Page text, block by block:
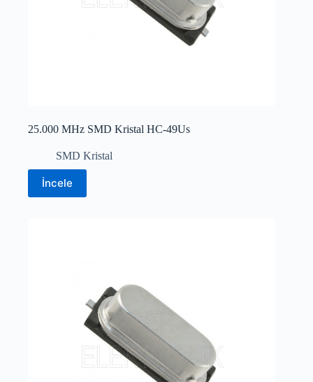
25.000 MHz SMD Kristal HC-49Us
SMD Kristal
İncele